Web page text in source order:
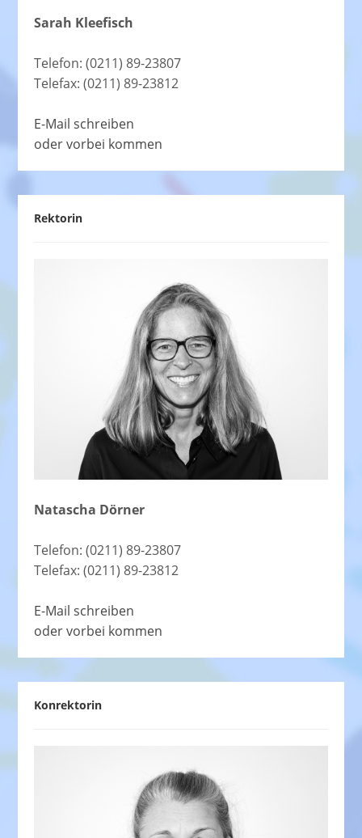
Sarah Kleefisch
Telefon: (0211) 89-23807
Telefax: (0211) 89-23812
E-Mail schreiben
oder vorbei kommen
Rektorin
Natascha Dörner
Telefon: (0211) 89-23807
Telefax: (0211) 89-23812
E-Mail schreiben
oder vorbei kommen
Konrektorin